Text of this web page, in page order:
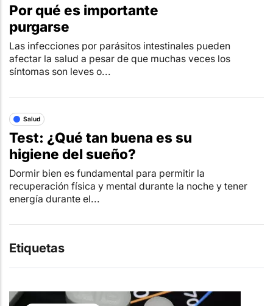
Por qué es importante
purgarse
Las infecciones por parásitos intestinales pueden
afectar la salud a pesar de que muchas veces los
síntomas son leves o...
Salud
Test: ¿Qué tan buena es su
higiene del sueño?
Dormir bien es fundamental para permitir la
recuperación física y mental durante la noche y tener
energía durante el...
Etiquetas